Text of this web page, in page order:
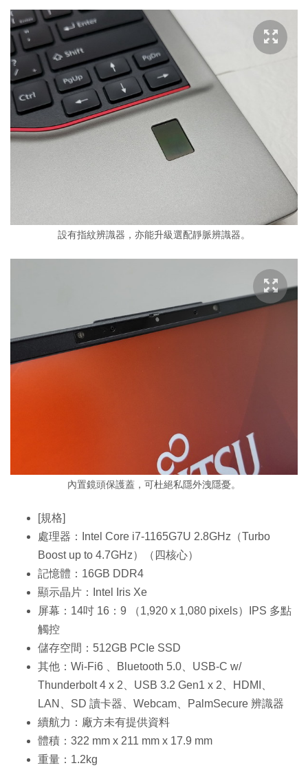
設有指紋辨識器，亦能升級選配靜脈辨識器。
內置鏡頭保護蓋，可杜絕私隱外洩隱憂。
[規格]
處理器：Intel Core i7-1165G7U 2.8GHz（Turbo
Boost up to 4.7GHz）（四核心）
記憶體：16GB DDR4
顯示晶片：Intel Iris Xe
屏幕：14吋 16：9 （1,920 x 1,080 pixels）IPS 多點
觸控
儲存空間：512GB PCIe SSD
其他：Wi-Fi6 、Bluetooth 5.0、USB-C w/
Thunderbolt 4 x 2、USB 3.2 Gen1 x 2、HDMI、
LAN、SD 讀卡器、Webcam、PalmSecure 辨識器
續航力：廠方未有提供資料
體積：322 mm x 211 mm x 17.9 mm
重量：1.2kg